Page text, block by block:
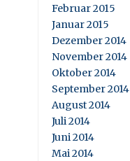
Februar 2015
Januar 2015
Dezember 2014
November 2014
Oktober 2014
September 2014
August 2014
Juli 2014
Juni 2014
Mai 2014